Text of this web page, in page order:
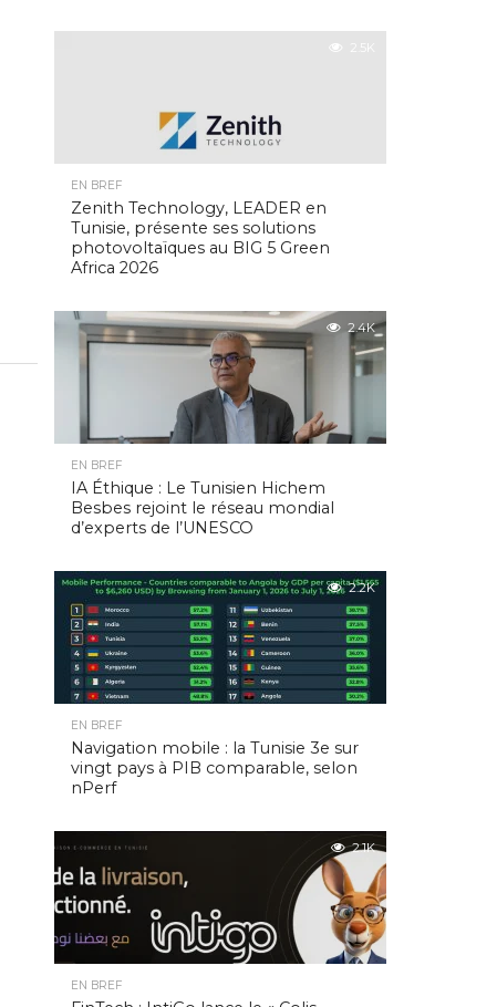
2.5K
EN BREF
Zenith Technology, LEADER en
Tunisie, présente ses solutions
photovoltaïques au BIG 5 Green
Africa 2026
2.4K
EN BREF
IA Éthique : Le Tunisien Hichem
Besbes rejoint le réseau mondial
d’experts de l’UNESCO
2.2K
EN BREF
Navigation mobile : la Tunisie 3e sur
vingt pays à PIB comparable, selon
nPerf
2.1K
EN BREF